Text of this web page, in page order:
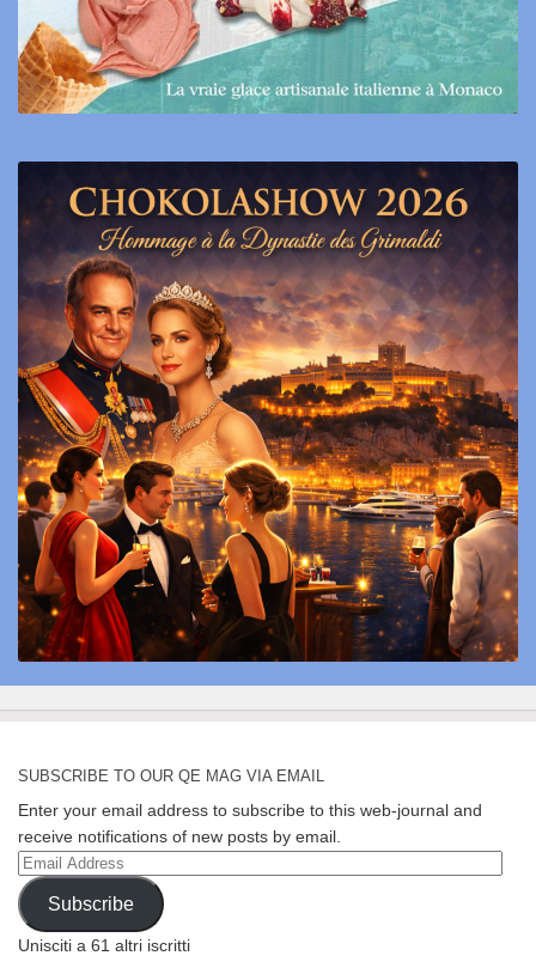
SUBSCRIBE TO OUR QE MAG VIA EMAIL
Enter your email address to subscribe to this web-journal and
receive notifications of new posts by email.
Email
Address
Subscribe
Unisciti a 61 altri iscritti